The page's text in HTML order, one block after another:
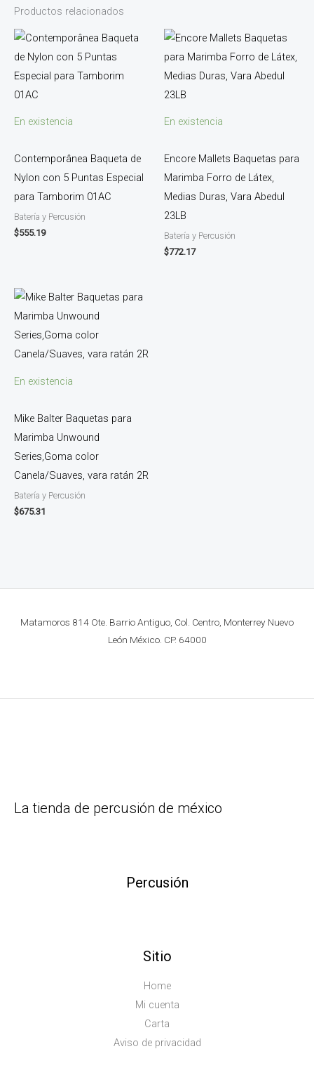
Productos relacionados
En existencia
Contemporânea Baqueta de
Nylon con 5 Puntas Especial
para Tamborim 01AC
Batería y Percusión
$555.19
En existencia
Encore Mallets Baquetas para
Marimba Forro de Látex,
Medias Duras, Vara Abedul
23LB
Batería y Percusión
$772.17
En existencia
Mike Balter Baquetas para
Marimba Unwound
Series,Goma color
Canela/Suaves, vara ratán 2R
Batería y Percusión
$675.31
Matamoros 814 Ote. Barrio Antiguo, Col. Centro, Monterrey Nuevo
León México. CP. 64000
La tienda de percusión de méxico
Percusión
Sitio
Home
Mi cuenta
Carta
Aviso de privacidad